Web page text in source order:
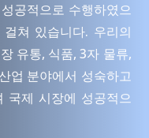
공적으로 수행하였으
쳐 있습니다. 우리의
유통, 식품, 3자 물류,
업 분야에서 성숙하고
국제 시장에 성공적으